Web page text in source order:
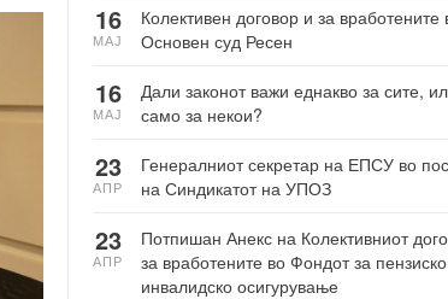
Колективен договор и за вработените
Основен суд Ресен
16
МАЈ
Дали законот важи еднакво за сите,
само за некои?
16
МАЈ
Генералниот секретар на ЕПСУ во
на Синдикатот на УПОЗ
23
АПР
Потпишан Анекс на Колективниот
за вработените во Фондот за
инвалидско осигурување
23
АПР